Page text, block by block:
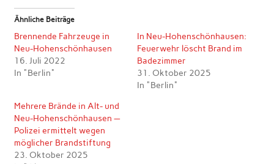
Ähnliche Beiträge
Brennende Fahrzeuge in
Neu-Hohenschönhausen
16. Juli 2022
In "Berlin"
In Neu-Hohenschönhausen:
Feuerwehr löscht Brand im
Badezimmer
31. Oktober 2025
In "Berlin"
Mehrere Brände in Alt- und
Neu-Hohenschönhausen —
Polizei ermittelt wegen
möglicher Brandstiftung
23. Oktober 2025